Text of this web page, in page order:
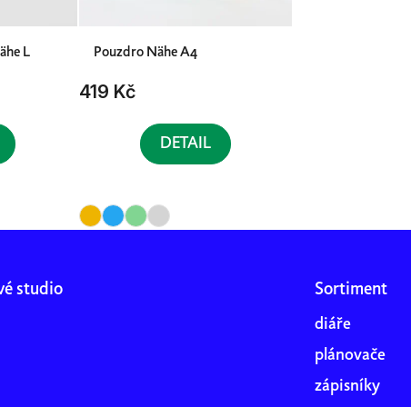
L Pouzdro Nähe A4
419 Kč
DETAIL
studio Sortiment
diáře
plánovače
zápisníky